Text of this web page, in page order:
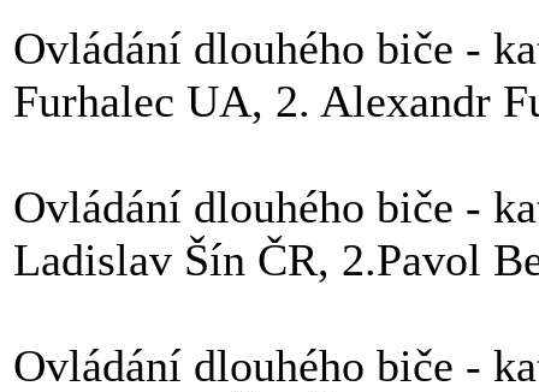
Ovládání dlouhého biče -
Furhalec UA, 2. Alexandr
Ovládání dlouhého biče -
Ladislav Šín ČR, 2.Pavol
Ovládání dlouhého biče -